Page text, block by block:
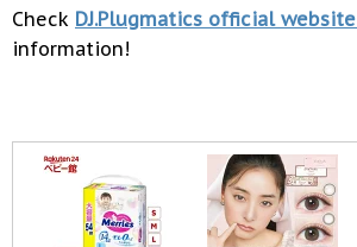
Check DJ.Plugmatics official website
information!